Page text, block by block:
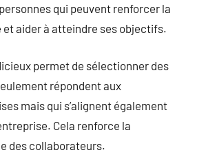
qui peuvent renforcer la
et aider à atteindre ses objectifs.
permet de sélectionner des
répondent aux
mais qui s’alignent également
Cela renforce la
des collaborateurs.